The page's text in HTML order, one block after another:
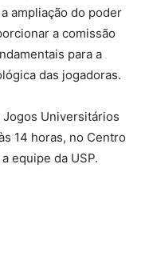
ampliação do poder
a comissão
para a
das jogadoras.
Universitários
14 horas, no Centro
equipe da USP.